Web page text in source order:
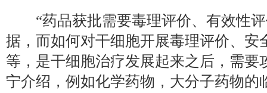
“药品获批需要毒理评价、有效性评
据，而如何对干细胞开展毒理评价、安
等，是干细胞治疗发展起来之后，需要
宁介绍，例如化学药物，大分子药物的